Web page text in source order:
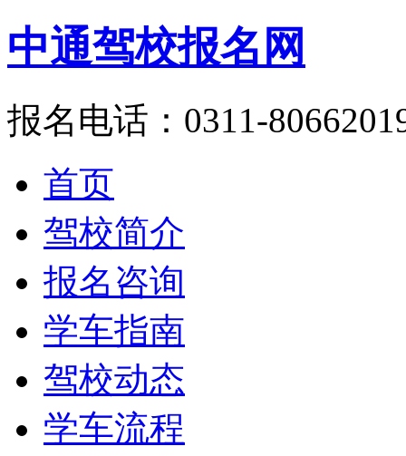
中通驾校报名网
报名电话：0311-
首页
驾校简介
报名咨询
学车指南
驾校动态
学车流程